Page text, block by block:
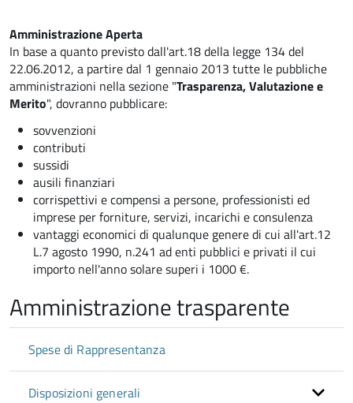
Amministrazione Aperta
In base a quanto previsto dall'art.18 della legge 134 del
22.06.2012, a partire dal 1 gennaio 2013 tutte le pubbliche
amministrazioni nella sezione "Trasparenza, Valutazione e
Merito", dovranno pubblicare:
sovvenzioni
contributi
sussidi
ausili finanziari
corrispettivi e compensi a persone, professionisti ed
imprese per forniture, servizi, incarichi e consulenza
vantaggi economici di qualunque genere di cui all'art.12
L.7 agosto 1990, n.241 ad enti pubblici e privati il cui
importo nell'anno solare superi i 1000 €.
Amministrazione trasparente
Spese di Rappresentanza
Disposizioni generali